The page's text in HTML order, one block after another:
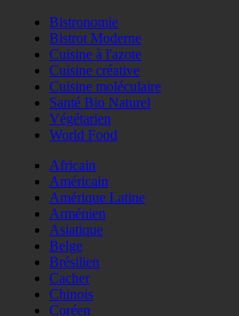
Bistronomie
Bistrot Moderne
Cuisine à l'azote
Cuisine créative
Cuisine moléculaire
Santé Bio Naturel
Végétarien
World Food
Africain
Américain
Amérique Latine
Arménien
Asiatique
Belge
Brésilien
Cacher
Chinois
Coréen